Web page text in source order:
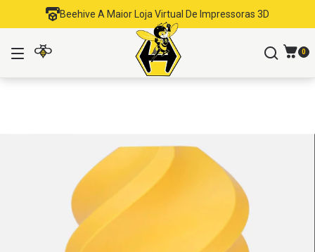
Beehive A Maior Loja Virtual De Impressoras 3D
0